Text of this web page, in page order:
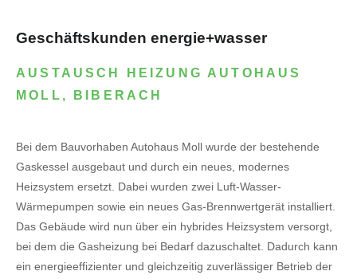
Geschäftskunden energie+wasser
AUSTAUSCH HEIZUNG AUTOHAUS
MOLL, BIBERACH
Bei dem Bauvorhaben Autohaus Moll wurde der bestehende
Gaskessel ausgebaut und durch ein neues, modernes
Heizsystem ersetzt. Dabei wurden zwei Luft-Wasser-
Wärmepumpen sowie ein neues Gas-Brennwertgerät installiert.
Das Gebäude wird nun über ein hybrides Heizsystem versorgt,
bei dem die Gasheizung bei Bedarf dazuschaltet. Dadurch kann
ein energieeffizienter und gleichzeitig zuverlässiger Betrieb der